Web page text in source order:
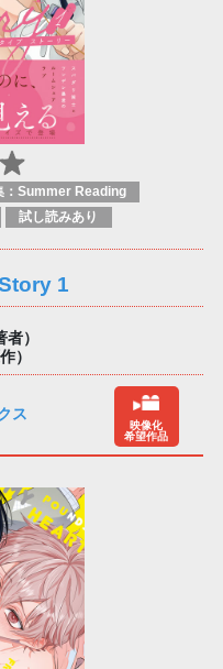
：Summer Reading
試し読みあり
1
）
）
ス
映像化
希望作品